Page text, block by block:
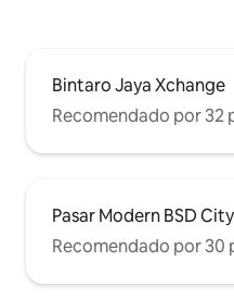
Bintaro Jaya Xchange
Recomendado por 32
Pasar Modern BSD City
Recomendado por 30